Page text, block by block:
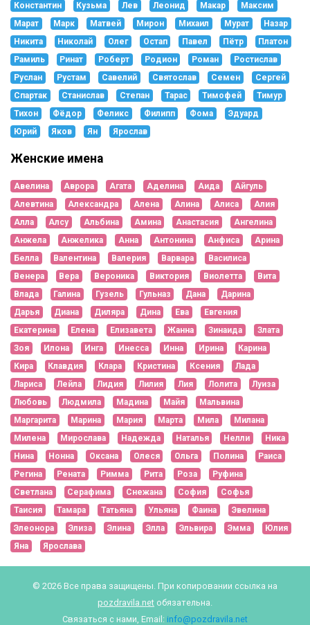
Константин
Кузьма Лев Леонид Макар
Максим
Марат
Марк Матвей Мирон Михаил Мурат
Назар
Никита
Николай Олег Остап Павел Пётр
Платон
Рамиль
Ринат Роберт Родион Роман
Ростислав
Руслан
Рустам Савелий Святослав Семен
Сергей
Спартак
Станислав Степан Тарас Тимофей
Тимур
Тихон
Фёдор Феликс Филипп Фома
Эдуард
Юрий
Яков Ян Ярослав
Женские имена
Авелина Аврора Агата Аделина Аида
Айгуль
Алевтина
Александра Алена Алина Алиса
Алия
Алла
Алсу Альбина Амина Анастасия
Ангелина
Анжела
Анжелика Анна Антонина Анфиса
Арина
Белла
Валентина Валерия Варвара
Василиса
Венера
Вера Вероника Виктория Виолетта
Вита
Влада
Галина Гузель Гульназ Дана
Дарина
Дарья
Диана Диляра Дина Ева
Евгения
Екатерина
Елена Елизавета Жанна Зинаида
Злата
Зоя
Илона Инга Инесса Инна Ирина
Карина
Кира
Клавдия Клара Кристина Ксения
Лада
Лариса
Лейла Лидия Лилия Лия Лолита
Луиза
Любовь
Людмила Мадина Майя
Мальвина
Маргарита
Марина Мария Марта Мила
Милана
Милена
Мирослава Надежда Наталья Нелли
Ника
Нина
Нонна Оксана Олеся Ольга Полина
Раиса
Регина
Рената Римма Рита Роза
Руфина
Светлана
Серафима Снежана София
Софья
Таисия
Тамара Татьяна Ульяна Фаина
Эвелина
Элеонора
Элиза Элина Элла Эльвира Эмма
Юлия
Яна
Ярослава
© 2026 Все права защищены. При копировании ссылка на
pozdravila.net обязательна.
Связаться с нами, Email: info@pozdravila.net